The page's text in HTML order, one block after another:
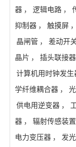
器 ， 逻辑电路 ，
抑制器 ， 触摸屏 ，
晶闸管 ， 差动开
晶片 ， 插头联接器
计算机用时钟发生
学纤维耦合器 ，
供电用逆变器 ，
器 ， 辐射传感装置
电力变压器 ， 发